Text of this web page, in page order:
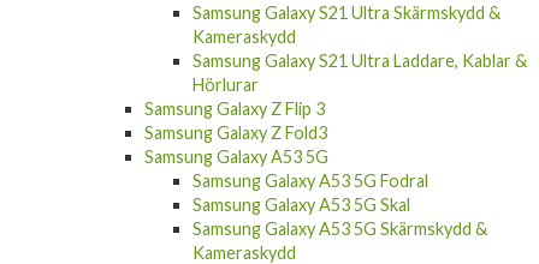
Samsung Galaxy S21 Ultra Skärmskydd &
Kameraskydd
Samsung Galaxy S21 Ultra Laddare, Kablar &
Hörlurar
Samsung Galaxy Z Flip 3
Samsung Galaxy Z Fold3
Samsung Galaxy A53 5G
Samsung Galaxy A53 5G Fodral
Samsung Galaxy A53 5G Skal
Samsung Galaxy A53 5G Skärmskydd &
Kameraskydd